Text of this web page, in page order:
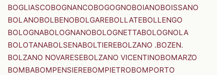
BOGLIASCOBOGNANCOBOGOGNOBOIANOBOISSANO
BOLANOBOLBENOBOLGAREBOLLATEBOLLENGO
BOLOGNABOLOGNANOBOLOGNETTABOLOGNOLA
BOLOTANABOLSENABOLTIEREBOLZANO .BOZEN.
BOLZANO NOVARESEBOLZANO VICENTINOBOMARZO
BOMBABOMPENSIEREBOMPIETROBOMPORTO